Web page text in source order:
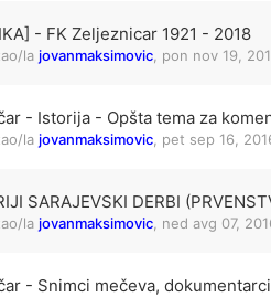
- FK Zeljeznicar 1921 - 2018
la jovanmaksimovic pon nov 19,
- Istorija - Opšta tema za
la jovanmaksimovic pet sep 16,
SARAJEVSKI DERBI
la jovanmaksimovic ned avg 07,
- Snimci mečeva,